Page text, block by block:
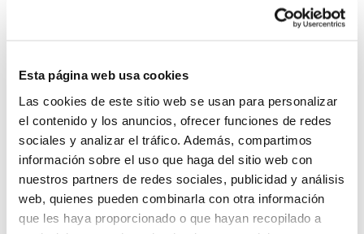
Esta página web usa cookies
Las cookies de este sitio web se usan para personalizar
el contenido y los anuncios, ofrecer funciones de redes
sociales y analizar el tráfico. Además, compartimos
información sobre el uso que haga del sitio web con
nuestros partners de redes sociales, publicidad y análisis
web, quienes pueden combinarla con otra información
que les haya proporcionado o que hayan recopilado a
Italia, Lituania, Reino Unido, República
6 femeninos competirán de miércoles a
viernes por un puesto en la final por el
título, que tendrá lugar el sábado. A las
9:30h serán los partidos por el bronce y el
5º puesto. A las 11:15h se disputará la final
femenina y a las 13:00h la final masculina.